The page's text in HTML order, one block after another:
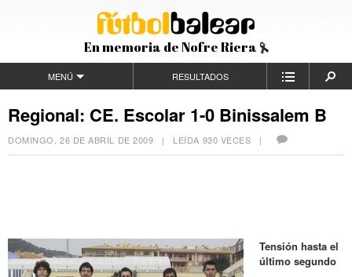
En memoria de Nofre Riera
MENÚ RESULTADOS
Regional: CE. Escolar 1-0 Binissalem B
DOMINGO, 26 DE ABRIL DE 2009 | LEÍDA 930 VECES |
Tensión hasta el
último segundo